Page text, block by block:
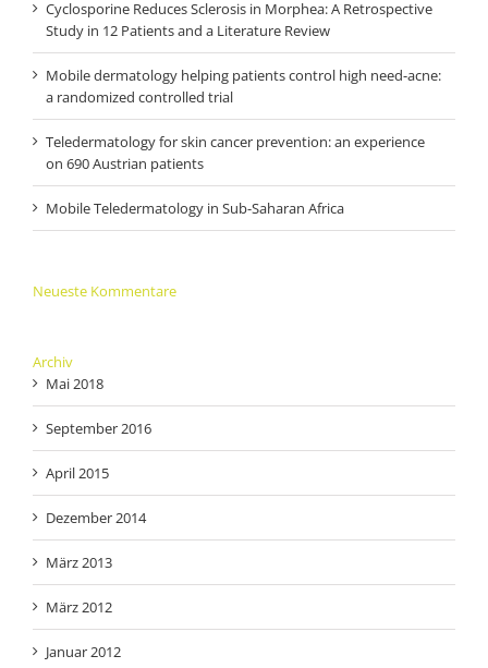
Cyclosporine Reduces Sclerosis in Morphea: A Retrospective
Study in 12 Patients and a Literature Review
Mobile dermatology helping patients control high need-acne:
a randomized controlled trial
Teledermatology for skin cancer prevention: an experience
on 690 Austrian patients
Mobile Teledermatology in Sub-Saharan Africa
Neueste Kommentare
Archiv
Mai 2018
September 2016
April 2015
Dezember 2014
März 2013
März 2012
Januar 2012